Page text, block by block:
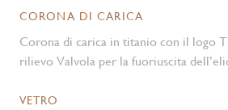
CORONA DI CARICA
Corona di carica in titanio con il logo
rilievo Valvola per la fuoriuscita
VETRO